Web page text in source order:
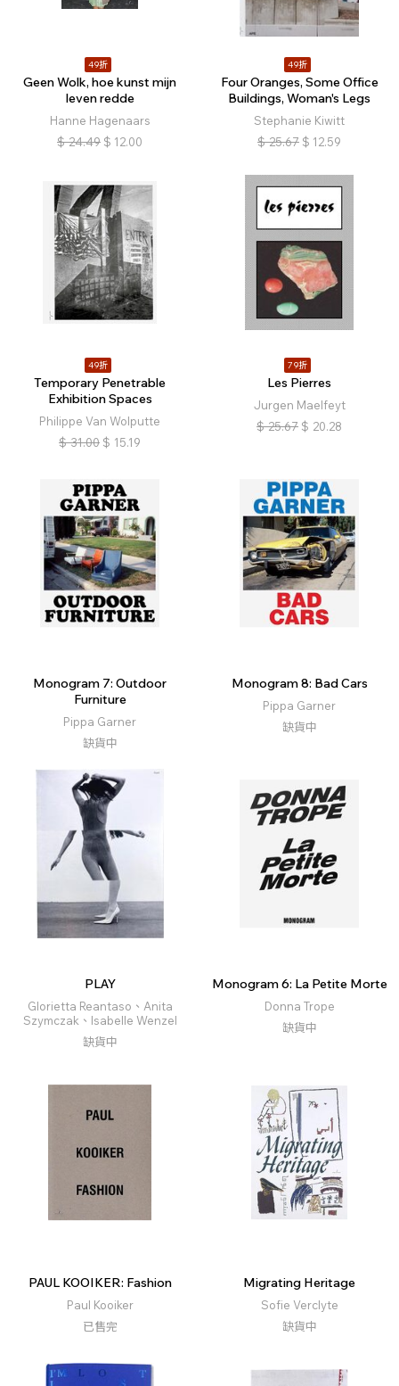
49折
Geen Wolk, hoe kunst mijn
leven redde
Hanne Hagenaars
$ 24.49 $ 12.00
49折
Four Oranges, Some Office
Buildings, Woman's Legs
Stephanie Kiwitt
$ 25.67 $ 12.59
49折
Temporary Penetrable
Exhibition Spaces
Philippe Van Wolputte
$ 31.00 $ 15.19
79折
Les Pierres
Jurgen Maelfeyt
$ 25.67 $ 20.28
Monogram 7: Outdoor
Furniture
Pippa Garner
缺貨中
Monogram 8: Bad Cars
Pippa Garner
缺貨中
PLAY
Glorietta Reantaso、Anita
Szymczak、Isabelle Wenzel
缺貨中
Monogram 6: La Petite Morte
Donna Trope
缺貨中
PAUL KOOIKER: Fashion
Paul Kooiker
已售完
Migrating Heritage
Sofie Verclyte
缺貨中